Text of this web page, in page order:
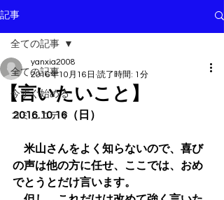
記事
全ての記事
今すぐ始める
コミュニティ
全ての記事
【言いたいこと】
yanxia2008
2016年10月16日 読了時間: 1分
2016.10.16（日）
米山さんをよく知らないので、喜び
の声は他の方に任せ、ここでは、おめ
でとうとだけ言います。